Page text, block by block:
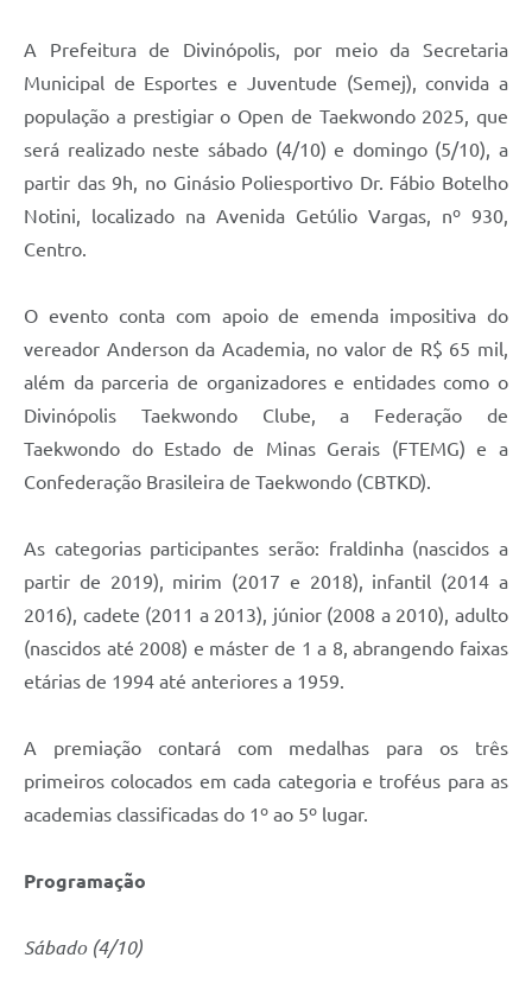
A Prefeitura de Divinópolis, por meio da Secretaria
Municipal de Esportes e Juventude (Semej), convida a
população a prestigiar o Open de Taekwondo 2025, que
será realizado neste sábado (4/10) e domingo (5/10), a
partir das 9h, no Ginásio Poliesportivo Dr. Fábio Botelho
Notini, localizado na Avenida Getúlio Vargas, nº 930,
Centro.
O evento conta com apoio de emenda impositiva do
vereador Anderson da Academia, no valor de R$ 65 mil,
além da parceria de organizadores e entidades como o
Divinópolis Taekwondo Clube, a Federação de
Taekwondo do Estado de Minas Gerais (FTEMG) e a
Confederação Brasileira de Taekwondo (CBTKD).
As categorias participantes serão: fraldinha (nascidos a
partir de 2019), mirim (2017 e 2018), infantil (2014 a
2016), cadete (2011 a 2013), júnior (2008 a 2010), adulto
(nascidos até 2008) e máster de 1 a 8, abrangendo faixas
etárias de 1994 até anteriores a 1959.
A premiação contará com medalhas para os três
primeiros colocados em cada categoria e troféus para as
academias classificadas do 1º ao 5º lugar.
Programação
Sábado (4/10)